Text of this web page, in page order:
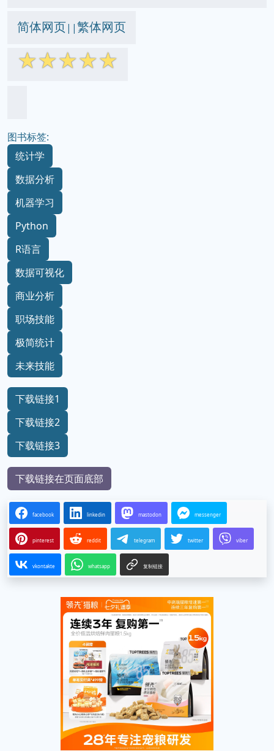
简体网页||繁体网页
☆☆☆☆☆
图书标签:
统计学
数据分析
机器学习
Python
R语言
数据可视化
商业分析
职场技能
极简统计
未来技能
下载链接1
下载链接2
下载链接3
下载链接在页面底部
facebook linkedin mastodon messenger
pinterest reddit telegram twitter viber
vkontakte whatsapp 复制链接